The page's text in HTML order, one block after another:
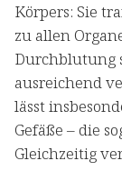
Körpers: Sie
zu allen
Durchblutung
ausreichend
lässt
Gefäße – die
Gleichzeitig